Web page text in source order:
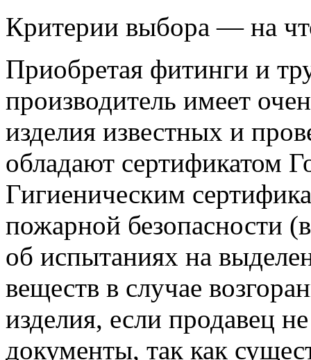
Критерии выбора — на
Приобретая фитинги и
производитель имеет
изделия известных и
обладают сертификатом
Гигиеническим
пожарной безопасности
об испытаниях на
веществ в случае
изделия, если продавец
документы, так как